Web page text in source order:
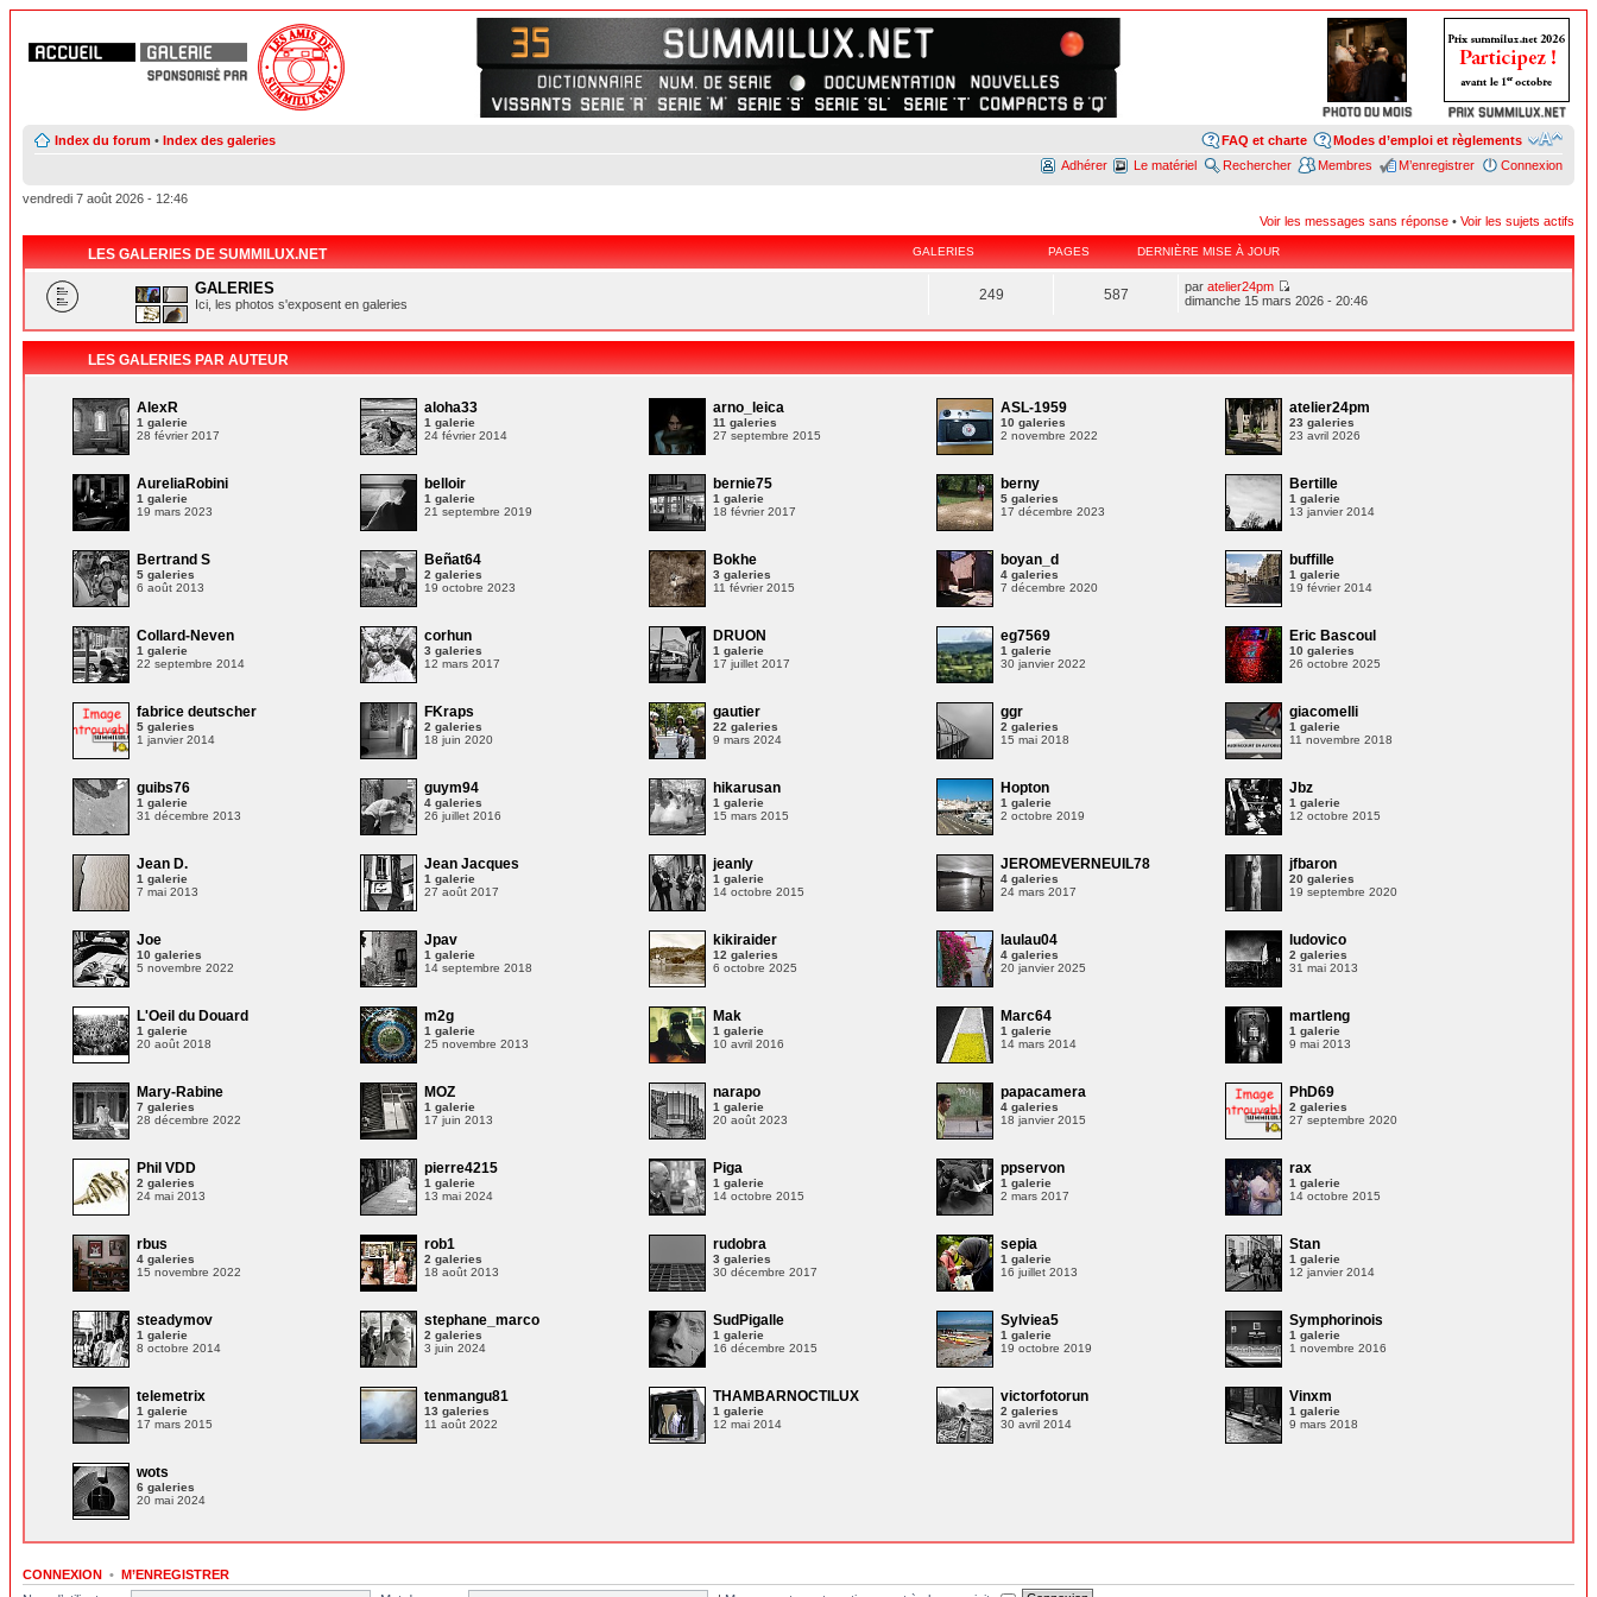
Index du forum • Index des galeries Modes d’emploi et règlements
FAQ et charte
Connexion
M’enregistrer
Membres
Rechercher
Le matériel
Adhérer
Voir les messages sans réponse • Voir les sujets actifs
vendredi 7 août 2026 - 12:46
LES GALERIES DE SUMMILUX.NET GALERIES PAGES DERNIÈRE MISE À JOUR
GALERIES
Ici, les photos s'exposent en galeries
249 587 paratelier24pm
dimanche 15 mars 2026 - 20:46
LES GALERIES PAR AUTEUR
AlexR
1 galerie
28 février 2017
aloha33
1 galerie
24 février 2014
arno_leica
11 galeries
27 septembre 2015
ASL-1959
10 galeries
2 novembre 2022
atelier24pm
23 galeries
23 avril 2026
AureliaRobini
1 galerie
19 mars 2023
belloir
1 galerie
21 septembre 2019
bernie75
1 galerie
18 février 2017
berny
5 galeries
17 décembre 2023
Bertille
1 galerie
13 janvier 2014
Bertrand S
5 galeries
6 août 2013
Beñat64
2 galeries
19 octobre 2023
Bokhe
3 galeries
11 février 2015
boyan_d
4 galeries
7 décembre 2020
buffille
1 galerie
19 février 2014
Collard-Neven
1 galerie
22 septembre 2014
corhun
3 galeries
12 mars 2017
DRUON
1 galerie
17 juillet 2017
eg7569
1 galerie
30 janvier 2022
Eric Bascoul
10 galeries
26 octobre 2025
fabrice deutscher
5 galeries
1 janvier 2014
FKraps
2 galeries
18 juin 2020
gautier
22 galeries
9 mars 2024
ggr
2 galeries
15 mai 2018
giacomelli
1 galerie
11 novembre 2018
guibs76
1 galerie
31 décembre 2013
guym94
4 galeries
26 juillet 2016
hikarusan
1 galerie
15 mars 2015
Hopton
1 galerie
2 octobre 2019
Jbz
1 galerie
12 octobre 2015
Jean D.
1 galerie
7 mai 2013
Jean Jacques
1 galerie
27 août 2017
jeanly
1 galerie
14 octobre 2015
JEROMEVERNEUIL78
4 galeries
24 mars 2017
jfbaron
20 galeries
19 septembre 2020
Joe
10 galeries
5 novembre 2022
Jpav
1 galerie
14 septembre 2018
kikiraider
12 galeries
6 octobre 2025
laulau04
4 galeries
20 janvier 2025
ludovico
2 galeries
31 mai 2013
L'Oeil du Douard
1 galerie
20 août 2018
m2g
1 galerie
25 novembre 2013
Mak
1 galerie
10 avril 2016
Marc64
1 galerie
14 mars 2014
martleng
1 galerie
9 mai 2013
Mary-Rabine
7 galeries
28 décembre 2022
MOZ
1 galerie
17 juin 2013
narapo
1 galerie
20 août 2023
papacamera
4 galeries
18 janvier 2015
PhD69
2 galeries
27 septembre 2020
Phil VDD
2 galeries
24 mai 2013
pierre4215
1 galerie
13 mai 2024
Piga
1 galerie
14 octobre 2015
ppservon
1 galerie
2 mars 2017
rax
1 galerie
14 octobre 2015
rbus
4 galeries
15 novembre 2022
rob1
2 galeries
18 août 2013
rudobra
3 galeries
30 décembre 2017
sepia
1 galerie
16 juillet 2013
Stan
1 galerie
12 janvier 2014
steadymov
1 galerie
8 octobre 2014
stephane_marco
2 galeries
3 juin 2024
SudPigalle
1 galerie
16 décembre 2015
Sylviea5
1 galerie
19 octobre 2019
Symphorinois
1 galerie
1 novembre 2016
telemetrix
1 galerie
17 mars 2015
tenmangu81
13 galeries
11 août 2022
THAMBARNOCTILUX
1 galerie
12 mai 2014
victorfotorun
2 galeries
30 avril 2014
Vinxm
1 galerie
9 mars 2018
wots
6 galeries
20 mai 2024
CONNEXION • M’ENREGISTRER